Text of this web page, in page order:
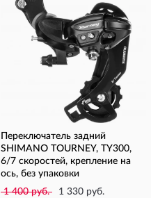
Переключатель задний
SHIMANO TOURNEY, TY300,
6/7 скоростей, крепление на
ось, без упаковки
1 400 руб.
1 330 руб.